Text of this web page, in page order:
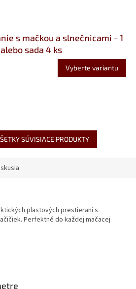
s mačkou a slnečnicami - 1
sada 4 ks
Vyberte variantu
SÚVISIACE PRODUKTY
plastových prestieraní s
Perfektné do každej mačacej